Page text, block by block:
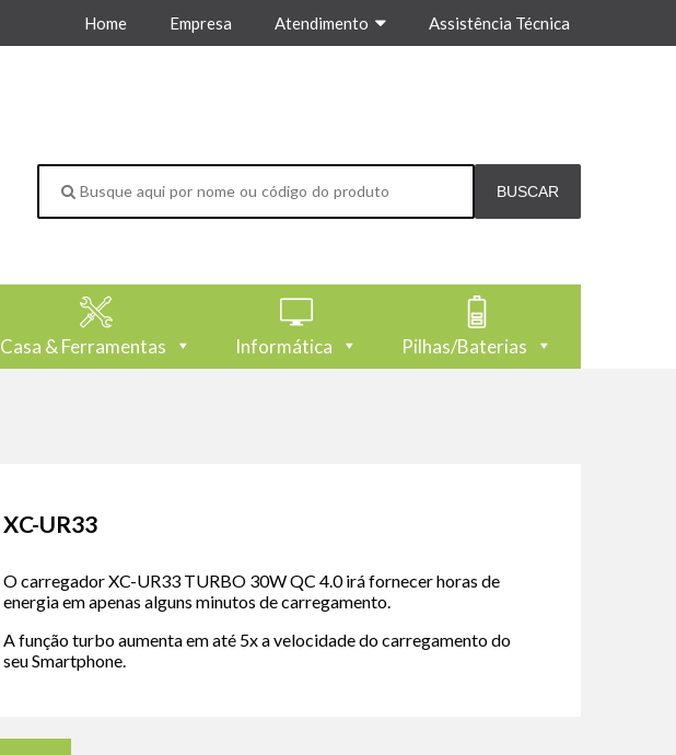
Home Empresa Atendimento Assistência Técnica
Casa & Ferramentas Informática Pilhas/Baterias
XC-UR33
O carregador XC-UR33 TURBO 30W QC 4.0 irá fornecer horas de
energia em apenas alguns minutos de carregamento.
A função turbo aumenta em até 5x a velocidade do carregamento do
seu Smartphone.